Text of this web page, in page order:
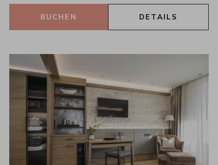
DETAILS
BUCHEN